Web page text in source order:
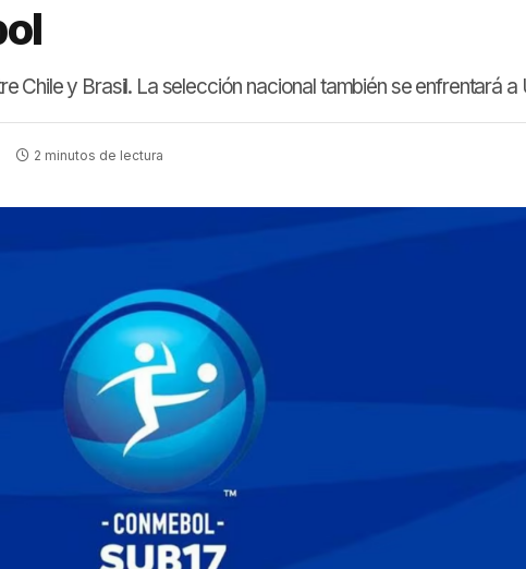
Chile y Brasil. La selección nacional también se enfrentará
2 minutos de lectura